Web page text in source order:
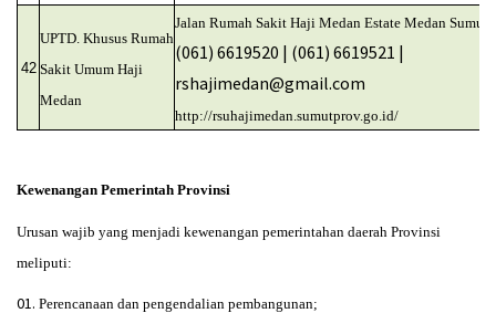
42
UPTD. Khusus Rumah
Sakit Umum Haji
Medan
Jalan Rumah Sakit Haji Medan Estate Medan Sumut
(061) 6619520 | (061) 6619521 |
rshajimedan@gmail.com
http://rsuhajimedan.sumutprov.go.id/
Kewenangan Pemerintah Provinsi
Urusan wajib yang menjadi kewenangan pemerintahan daerah Provinsi
meliputi:
Perencanaan dan pengendalian pembangunan;